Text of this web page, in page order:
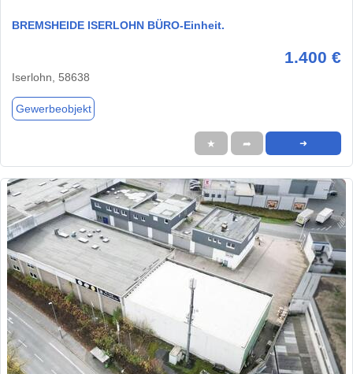
BREMSHEIDE ISERLOHN BÜRO-Einheit.
1.400 €
Iserlohn, 58638
Gewerbeobjekt
★ ➦ ➜